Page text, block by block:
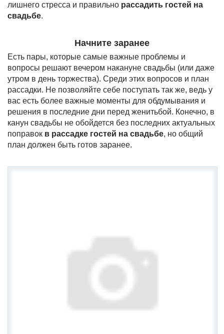
лишнего стресса и правильно рассадить гостей на
свадьбе.
Начните заранее
Есть пары, которые самые важные проблемы и
вопросы решают вечером накануне свадьбы (или даже
утром в день торжества). Среди этих вопросов и план
рассадки. Не позволяйте себе поступать так же, ведь у
вас есть более важные моменты для обдумывания и
решения в последние дни перед женитьбой. Конечно, в
канун свадьбы не обойдется без последних актуальных
поправок в рассадке гостей на свадьбе, но общий
план должен быть готов заранее.